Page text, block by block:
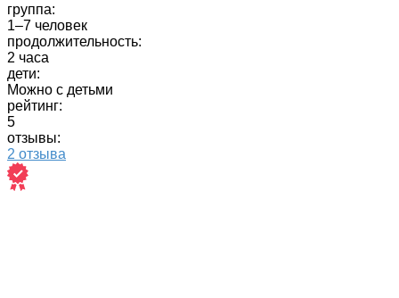
группа:
1–7 человек
продолжительность:
2 часа
дети:
Можно с детьми
рейтинг:
5
отзывы:
2 отзыва